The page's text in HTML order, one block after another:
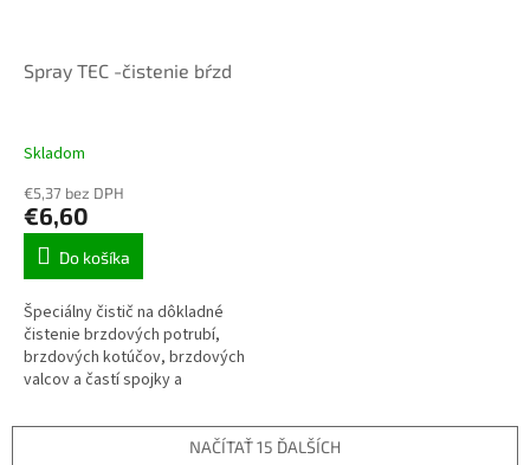
Spray TEC -čistenie bŕzd
Skladom
€5,37 bez DPH
€6,60
Do košíka
Špeciálny čistič na dôkladné
čistenie brzdových potrubí,
brzdových kotúčov, brzdových
valcov a častí spojky a
NAČÍTAŤ 15 ĎALŠÍCH